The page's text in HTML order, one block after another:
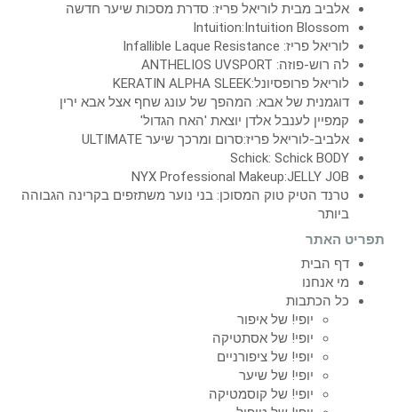
אלביב מבית לוריאל פריז: סדרת מסכות שיער חדשה
Intuition:Intuition Blossom
לוריאל פריז: Infallible Laque Resistance
לה רוש-פוזה: ANTHELIOS UVSPORT
לוריאל פרופסיונל:KERATIN ALPHA SLEEK
דוגמנית של אבא: המהפך של עונג שחף אצל אבא ירין
קמפיין לענבל אלדן יוצאת 'האח הגדול'
אלביב-לוריאל פריז:סרום ומרכך שיער ULTIMATE
Schick: Schick BODY
NYX Professional Makeup:JELLY JOB
טרנד הטיק טוק המסוכן: בני נוער משתזפים בקרינה הגבוהה
ביותר
תפריט האתר
דף הבית
מי אנחנו
כל הכתבות
יופי! של איפור
יופי! של אסתטיקה
יופי! של ציפורניים
יופי! של שיער
יופי! של קוסמטיקה